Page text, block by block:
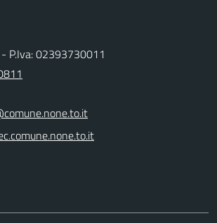
P.Iva: 02393730011